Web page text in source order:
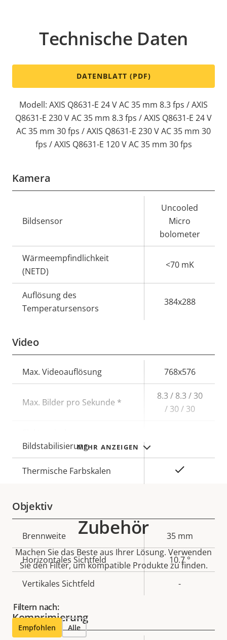
MEHR ANZEIGEN
Technische Daten
DATENBLATT (PDF)
Modell: AXIS Q8631-E 24 V AC 35 mm 8.3 fps / AXIS
Q8631-E 230 V AC 35 mm 8.3 fps / AXIS Q8631-E 24 V
AC 35 mm 30 fps / AXIS Q8631-E 230 V AC 35 mm 30
fps / AXIS Q8631-E 120 V AC 35 mm 30 fps
Kamera
Eigentumswert
Bildsensor
Uncooled
Micro
bolometer
Wärmeempfindlichkeit
(NETD)
<70 mK
Auflösung des
Temperatursensors
384x288
Video
Eigentumsbeschreibung Eigentumswert
Max. Videoauflösung 768x576
Max. Bilder pro Sekunde *
8.3 / 8.3 / 30
/ 30 / 30
Bildstabilisierung
Thermische Farbskalen
Objektiv
Eigentumsbeschreibung Eigentumswert
Brennweite 35 mm
Horizontales Sichtfeld 10.7 °
Vertikales Sichtfeld -
Komprimierung
Zubehör
Machen Sie das Beste aus Ihrer Lösung. Verwenden
Sie den Filter, um kompatible Produkte zu finden.
Filtern nach:
Empfohlen Alle